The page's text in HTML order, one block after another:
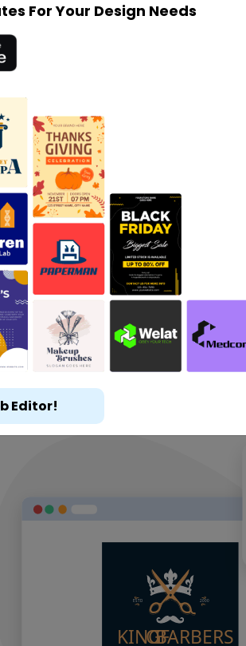
For Your Design Needs
Editor!